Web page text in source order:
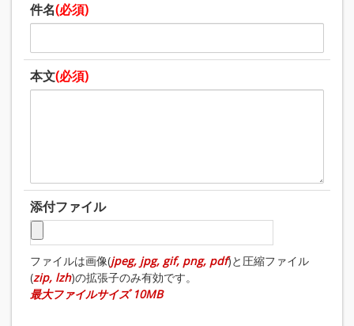
件名(必須)
本文(必須)
添付ファイル
ファイルは画像(jpeg, jpg, gif, png, pdf)と圧縮ファイル
(zip, lzh)の拡張子のみ有効です。
最大ファイルサイズ 10MB